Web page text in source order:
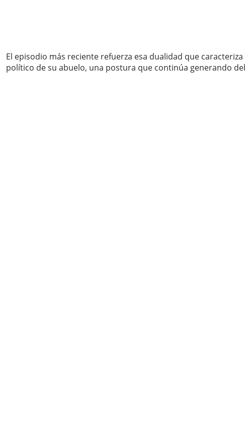
El episodio más reciente refuerza esa dualidad que
político de su abuelo, una postura que continúa generando